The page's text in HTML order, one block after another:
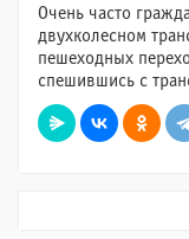
Очень часто
двухколесном
пешеходных
спешившись с